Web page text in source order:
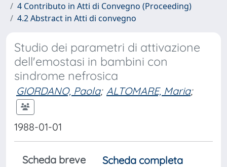
4 Contributo in Atti di Convegno (Proceeding)
4.2 Abstract in Atti di convegno
Studio dei parametri di attivazione
dell'emostasi in bambini con
sindrome nefrosica
GIORDANO, Paola; ALTOMARE, Maria;
1988-01-01
Scheda breve
Scheda completa